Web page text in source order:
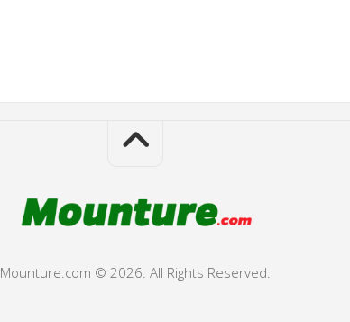
Mounture.com © 2026. All Rights Reserved.